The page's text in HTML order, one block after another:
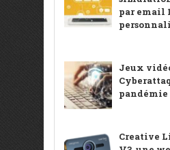
par email
Jeux
pandémie
Creative